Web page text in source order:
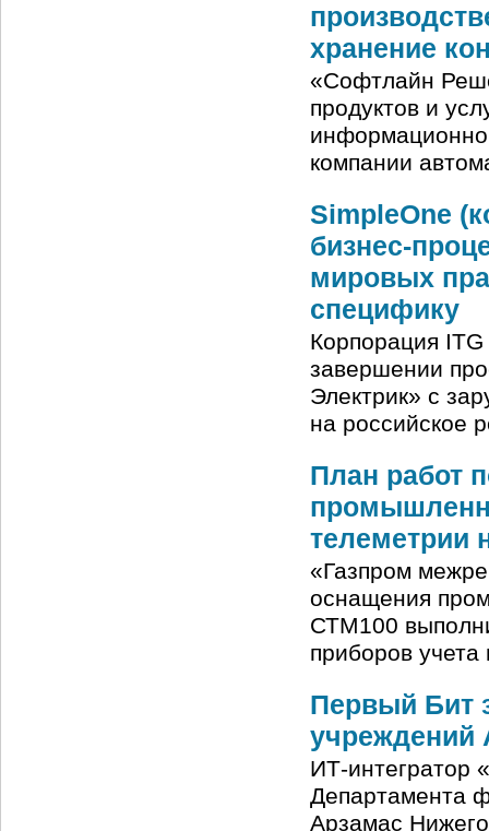
хранение
«Софтлайн
продуктов и
компании
SimpleOne
бизнес-
мировых
специфику
Корпорация
завершении
Электрик» с
на российское
План работ
телеметрии
«Газпром
оснащения
СТМ100
приборов
Первый Бит
учреждений
ИТ-интегратор
Департамента
Арзамас